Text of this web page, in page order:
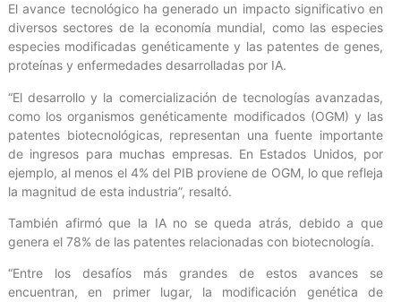
El avance tecnológico ha generado un impacto significativo en
diversos sectores de la economía mundial, como las especies
especies modificadas genéticamente y las patentes de genes,
proteínas y enfermedades desarrolladas por IA.
“El desarrollo y la comercialización de tecnologías avanzadas,
como los organismos genéticamente modificados (OGM) y las
patentes biotecnológicas, representan una fuente importante
de ingresos para muchas empresas. En Estados Unidos, por
ejemplo, al menos el 4% del PIB proviene de OGM, lo que refleja
la magnitud de esta industria”, resaltó.
También afirmó que la IA no se queda atrás, debido a que
genera el 78% de las patentes relacionadas con biotecnología.
“Entre los desafíos más grandes de estos avances se
encuentran, en primer lugar, la modificación genética de